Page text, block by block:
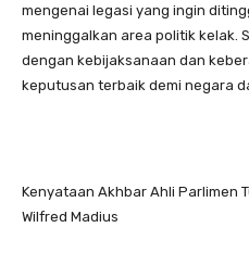
mengenai legasi yang ingin
meninggalkan area politik kelak.
dengan kebijaksanaan dan
keputusan terbaik demi negara
Kenyataan Akhbar Ahli Parlimen
Wilfred Madius